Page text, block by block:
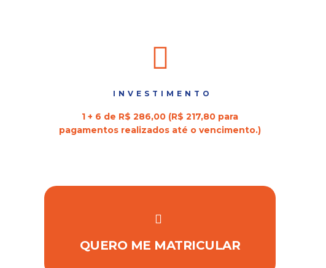
INVESTIMENTO
1 + 6 de R$ 286,00 (R$ 217,80 para
pagamentos realizados até o vencimento.)
QUERO ME MATRICULAR